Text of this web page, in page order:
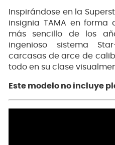
Inspirándose en la
insignia TAMA en
más sencillo de los
ingenioso sistema
carcasas de arce de
todo en su clase
Este modelo no incluye